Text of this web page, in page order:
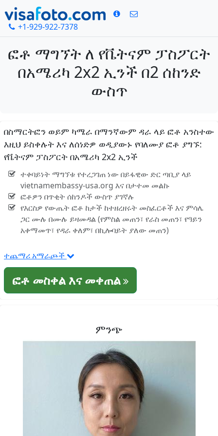
+1-929-922-7378
ፎቶ ማግኘት ለ የቬትናም ፓስፖርት
በአሜሪካ 2x2 ኢንች በ2 ሰከንድ
ውስጥ
በስማርትፎን ወይም ካሜራ በማንኛውም ዳራ ላይ ፎቶ አንስተው
እዚህ ይስቀሉት እና ለሰነድዎ ወዲያውኑ የባለሙያ ፎቶ ያግኙ:
የቬትናም ፓስፖርት በአሜሪካ 2x2 ኢንች
ተቀባይነት ማግኘቱ የተረጋገጠ ነው በይፋዊው ድር ጣቢያ ላይ
vietnamembassy-usa.org እና በታተመ መልኩ
ፎቶዎን በጥቂት ሰከንዶች ውስጥ ያገኛሉ
የእርስዎ የውጤት ፎቶ ከታች ከተዘረዘሩት መስፈርቶች እና ምሳሌ
ጋር ሙሉ በሙሉ ይዛመዳል (የምስል መጠን፣ የራስ መጠን፣ የዓይን
አቀማመጥ፣ የዳራ ቀለም፣ በኪሎባይት ያለው መጠን)
ተጨማሪ አማራጮች
ፎቶ መስቀል እና መቀጠል
ምንጭ